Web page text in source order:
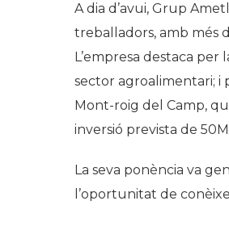
A dia d’avui, Grup
treballadors, amb més
L’empresa destaca per
sector agroalimentari; i
Mont-roig del Camp,
inversió prevista de
La seva ponència va
l’oportunitat de